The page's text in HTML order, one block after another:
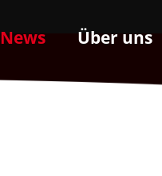
News Über uns